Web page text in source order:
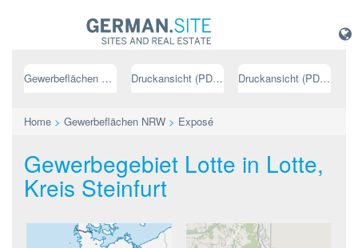
Gewerbeflächen NRW Druckansicht (PDF) // deutsch Druckansicht (PDF) // englisch
Home > Gewerbeflächen NRW > Exposé
Gewerbegebiet Lotte in Lotte,
Kreis Steinfurt